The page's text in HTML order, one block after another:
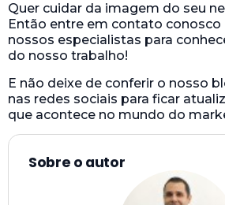
Quer cuidar da imagem do seu
Então entre em contato conosco
nossos especialistas para
do nosso trabalho!
E não deixe de conferir o nosso
nas redes sociais para ficar
que acontece no mundo do
Sobre o autor